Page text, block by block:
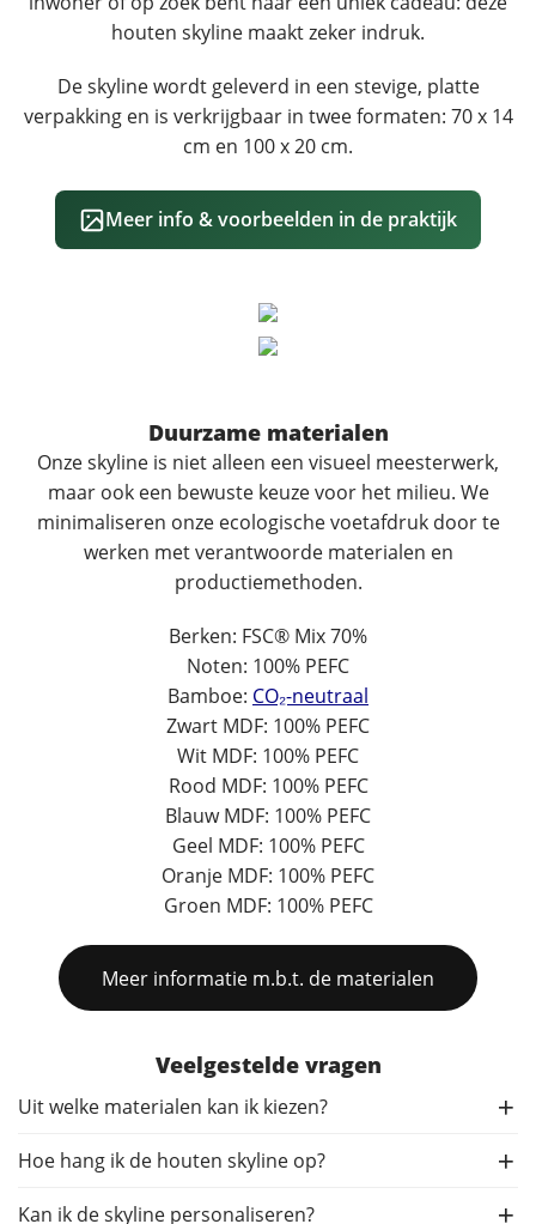
houten skyline maakt zeker indruk.
De skyline wordt geleverd in een stevige, platte
verpakking en is verkrijgbaar in twee formaten: 70 x 14
cm en 100 x 20 cm.
Meer info & voorbeelden in de praktijk
Duurzame materialen
Onze skyline is niet alleen een visueel meesterwerk,
maar ook een bewuste keuze voor het milieu. We
minimaliseren onze ecologische voetafdruk door te
werken met verantwoorde materialen en
productiemethoden.
Berken: FSC® Mix 70%
Noten: 100% PEFC
Bamboe: CO₂-neutraal
Zwart MDF: 100% PEFC
Wit MDF: 100% PEFC
Rood MDF: 100% PEFC
Blauw MDF: 100% PEFC
Geel MDF: 100% PEFC
Oranje MDF: 100% PEFC
Groen MDF: 100% PEFC
Meer informatie m.b.t. de materialen
Veelgestelde vragen
Uit welke materialen kan ik kiezen?
Hoe hang ik de houten skyline op?
Kan ik de skyline personaliseren?